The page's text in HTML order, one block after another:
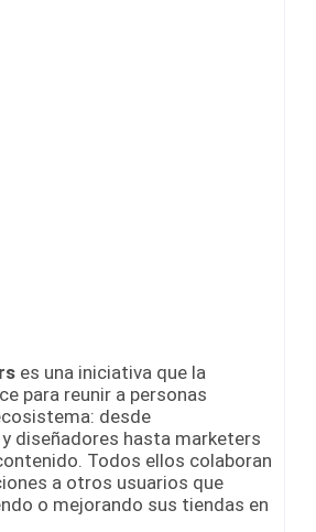
es una iniciativa que la
para reunir a personas
desde
diseñadores hasta marketers
Todos ellos colaboran
a otros usuarios que
o mejorando sus tiendas en